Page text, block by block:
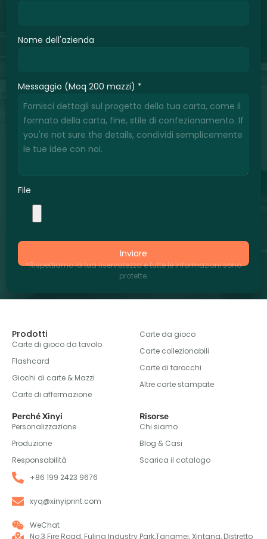
Nome dell'azienda
Messaggio (Moq 200 mazzi) *
File
Inviare
*Rispettiamo la tua riservatezza e tutte le informazioni sono
protette.
Prodotti
Carte di gioco da tavolo
Flashcard
Giochi di carte & Mazzi
Carte di affermazione
Carte da gioco
Carte collezionabili
Carte di tarocchi
Altre carte stampate
Perché Xinyi
Personalizzazione
Produzione
Responsabilità
Risorse
Chi siamo
Blog & Casi
Scarica il catalogo
+86 199 2423 9676
xyq@xinyiprint.com
WeChat
No.3 Fire Road, Fuling Industry Park,Tangmei, Xintang, Distretto